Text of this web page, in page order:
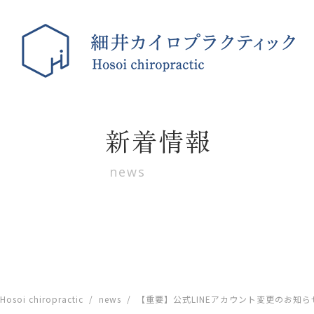
新着情報
news
Hosoi chiropractic / news / 【重要】公式LINEアカウント変更のお知ら